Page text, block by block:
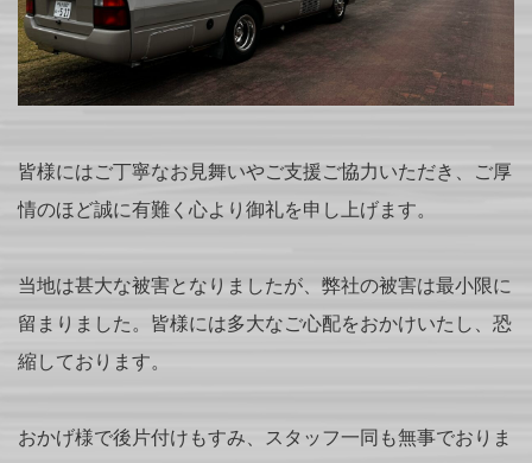
皆様にはご丁寧なお見舞いやご支援ご協力いただき、ご厚
情のほど誠に有難く心より御礼を申し上げます。
当地は甚大な被害となりましたが、弊社の被害は最小限に
留まりました。皆様には多大なご心配をおかけいたし、恐
縮しております。
おかげ様で後片付けもすみ、スタッフ一同も無事でおりま